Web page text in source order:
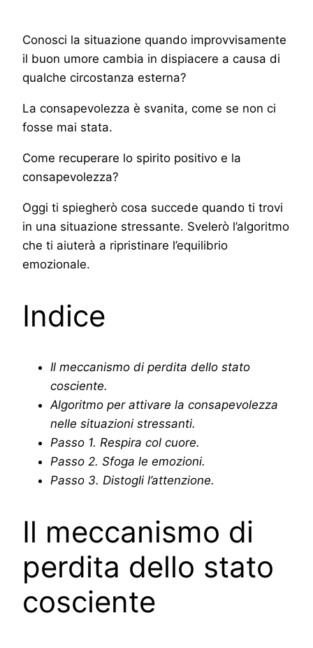
Conosci la situazione quando improvvisamente
il buon umore cambia in dispiacere a causa di
qualche circostanza esterna?
La consapevolezza è svanita, come se non ci
fosse mai stata.
Come recuperare lo spirito positivo e la
consapevolezza?
Oggi ti spiegherò cosa succede quando ti trovi
in una situazione stressante. Svelerò l’algoritmo
che ti aiuterà a ripristinare l’equilibrio
emozionale.
Indice
Il meccanismo di perdita dello stato
cosciente.
Algoritmo per attivare la consapevolezza
nelle situazioni stressanti.
Passo 1. Respira col cuore.
Passo 2. Sfoga le emozioni.
Passo 3. Distogli l’attenzione.
Il meccanismo di
perdita dello stato
cosciente